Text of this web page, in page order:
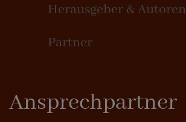
Herausgeber & Autoren
Partner
Ansprechpartner